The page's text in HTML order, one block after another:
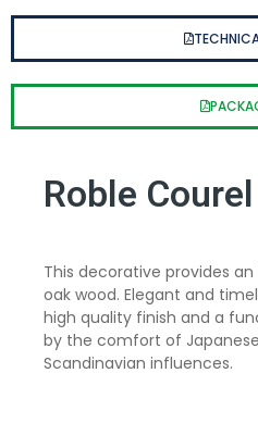
Roble Courel
This decorative provides
oak wood. Elegant and
high quality finish and a
by the comfort of
Scandinavian influences.